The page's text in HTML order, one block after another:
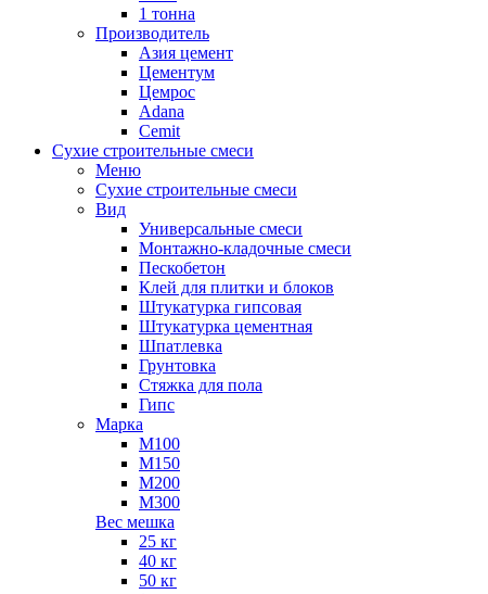
1 тонна
Производитель
Азия цемент
Цементум
Цемрос
Adana
Cemit
Сухие строительные смеси
Меню
Сухие строительные смеси
Вид
Универсальные смеси
Монтажно-кладочные смеси
Пескобетон
Клей для плитки и блоков
Штукатурка гипсовая
Штукатурка цементная
Шпатлевка
Грунтовка
Стяжка для пола
Гипс
Марка
М100
М150
М200
М300
Вес мешка
25 кг
40 кг
50 кг